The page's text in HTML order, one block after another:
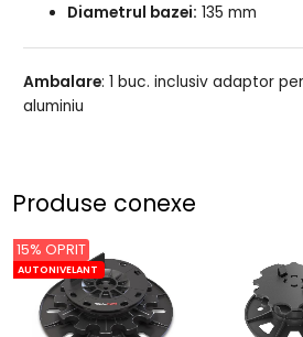
Diametrul bazei: 135 mm
Ambalare: 1 buc. inclusiv adaptor
aluminiu
Produse conexe
AUTONIVELANT
15% OPRIT